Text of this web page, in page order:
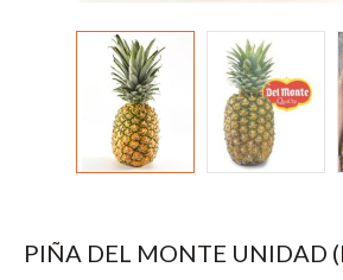
PIÑA DEL MONTE UNIDAD